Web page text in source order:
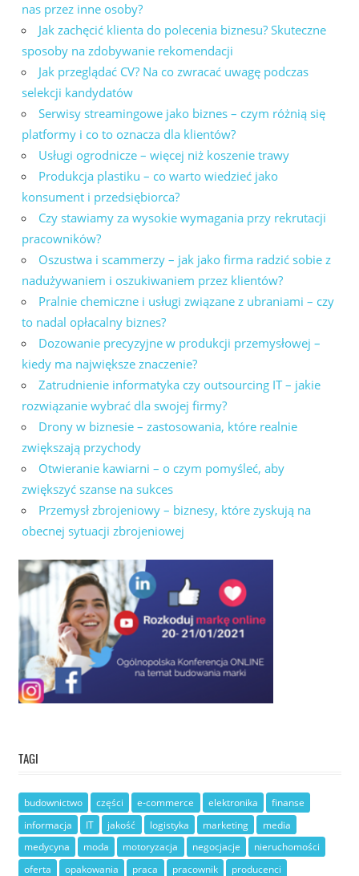
nas przez inne osoby?
Jak zachęcić klienta do polecenia biznesu? Skuteczne
sposoby na zdobywanie rekomendacji
Jak przeglądać CV? Na co zwracać uwagę podczas
selekcji kandydatów
Serwisy streamingowe jako biznes – czym różnią się
platformy i co to oznacza dla klientów?
Usługi ogrodnicze – więcej niż koszenie trawy
Produkcja plastiku – co warto wiedzieć jako
konsument i przedsiębiorca?
Czy stawiamy za wysokie wymagania przy rekrutacji
pracowników?
Oszustwa i scammerzy – jak jako firma radzić sobie z
nadużywaniem i oszukiwaniem przez klientów?
Pralnie chemiczne i usługi związane z ubraniami – czy
to nadal opłacalny biznes?
Dozowanie precyzyjne w produkcji przemysłowej –
kiedy ma największe znaczenie?
Zatrudnienie informatyka czy outsourcing IT – jakie
rozwiązanie wybrać dla swojej firmy?
Drony w biznesie – zastosowania, które realnie
zwiększają przychody
Otwieranie kawiarni – o czym pomyśleć, aby
zwiększyć szanse na sukces
Przemysł zbrojeniowy – biznesy, które zyskują na
obecnej sytuacji zbrojeniowej
TAGI
budownictwo części e-commerce elektronika
finanse
informacja
IT jakość logistyka marketing
media
medycyna
moda motoryzacja negocjacje
nieruchomości
oferta
opakowania praca pracownik producenci